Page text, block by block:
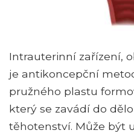
Intrauterinní zařízení,
je antikoncepční
pružného plastu
který se zavádí do
těhotenství. Může být